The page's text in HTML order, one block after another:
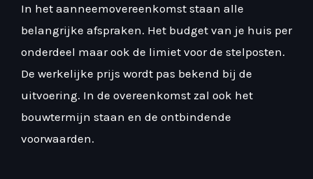
In het aanneemovereenkomst staan alle
belangrijke afspraken. Het budget van je huis per
onderdeel maar ook de limiet voor de stelposten.
De werkelijke prijs wordt pas bekend bij de
uitvoering. In de overeenkomst zal ook het
bouwtermijn staan en de ontbindende
voorwaarden.